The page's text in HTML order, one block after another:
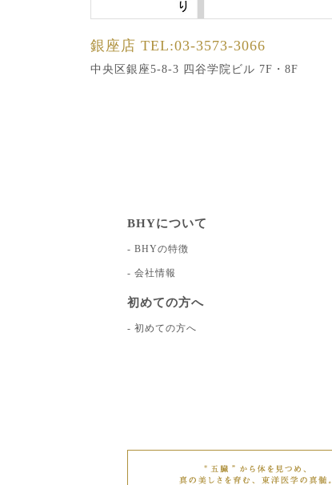
銀座店 TEL:03-3573-3066
中央区銀座5-8-3 四谷学院ビル 7F・8F
BHYについて
BHYの特徴
会社情報
初めての方へ
初めての方へ